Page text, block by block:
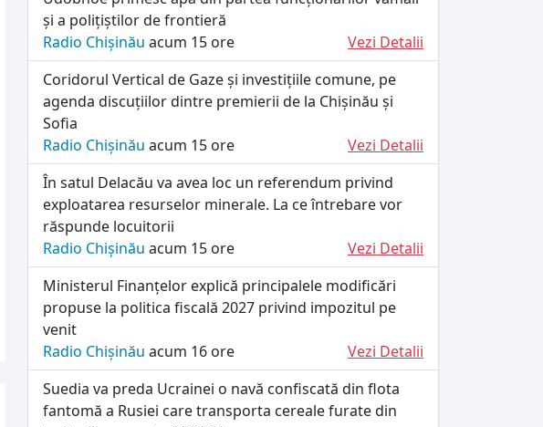
și a polițiștilor de frontieră
Radio Chișinău acum 15 ore
Vezi Detalii
Coridorul Vertical de Gaze și investițiile comune, pe
agenda discuțiilor dintre premierii de la Chișinău și
Sofia
Radio Chișinău acum 15 ore
Vezi Detalii
În satul Delacău va avea loc un referendum privind
exploatarea resurselor minerale. La ce întrebare vor
răspunde locuitorii
Radio Chișinău acum 15 ore
Vezi Detalii
Ministerul Finanțelor explică principalele modificări
propuse la politica fiscală 2027 privind impozitul pe
venit
Radio Chișinău acum 16 ore
Vezi Detalii
Suedia va preda Ucrainei o navă confiscată din flota
fantomă a Rusiei care transporta cereale furate din